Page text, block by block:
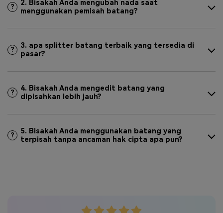
?
2. Bisakah Anda mengubah nada saat
menggunakan pemisah batang?
?
3. apa splitter batang terbaik yang tersedia di
pasar?
?
4. Bisakah Anda mengedit batang yang
dipisahkan lebih jauh?
?
5. Bisakah Anda menggunakan batang yang
terpisah tanpa ancaman hak cipta apa pun?